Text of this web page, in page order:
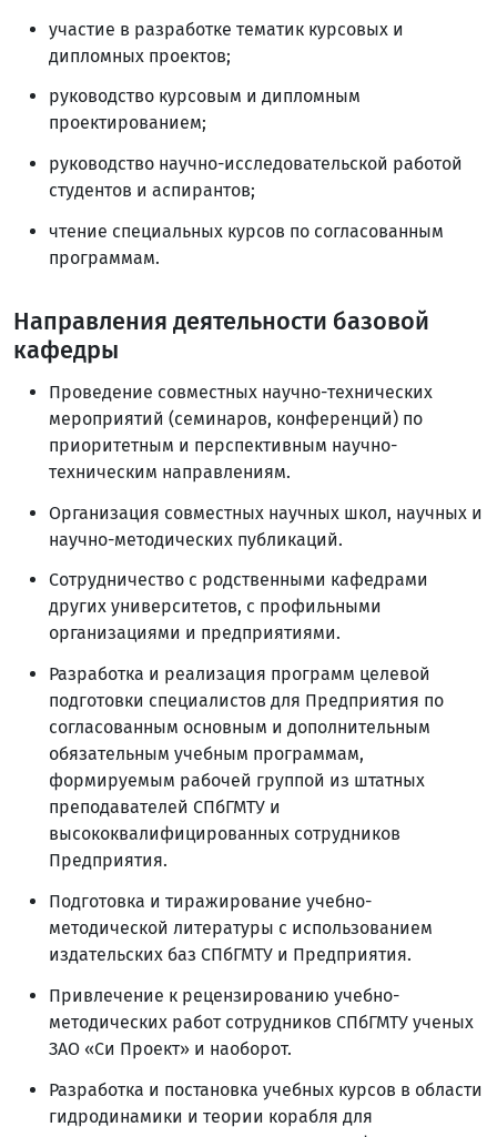
участие в разработке тематик курсовых и
дипломных проектов;
руководство курсовым и дипломным
проектированием;
руководство научно-исследовательской работой
студентов и аспирантов;
чтение специальных курсов по согласованным
программам.
Направления деятельности базовой
кафедры
Проведение совместных научно-технических
мероприятий (семинаров, конференций) по
приоритетным и перспективным научно-
техническим направлениям.
Организация совместных научных школ, научных и
научно-методических публикаций.
Сотрудничество с родственными кафедрами
других университетов, с профильными
организациями и предприятиями.
Разработка и реализация программ целевой
подготовки специалистов для Предприятия по
согласованным основным и дополнительным
обязательным учебным программам,
формируемым рабочей группой из штатных
преподавателей СПбГМТУ и
высококвалифицированных сотрудников
Предприятия.
Подготовка и тиражирование учебно-
методической литературы с использованием
издательских баз СПбГМТУ и Предприятия.
Привлечение к рецензированию учебно-
методических работ сотрудников СПбГМТУ ученых
ЗАО «Си Проект» и наоборот.
Разработка и постановка учебных курсов в области
гидродинамики и теории корабля для